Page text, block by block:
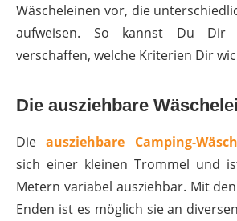
Wäscheleinen vor, die
aufweisen. So kannst Du Dir
verschaffen, welche Kriterien Dir
Die ausziehbare
Dieausziehbare Camping-
sich einer kleinen Trommel und
Metern variabel ausziehbar. Mit
Enden ist es möglich sie an